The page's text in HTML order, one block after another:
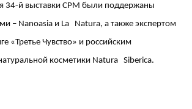
34-й выставки CPM были поддержаны
– Nanoasia и La Natura, а также экспертом
«Третье Чувство» и российским
косметики Natura Siberica.